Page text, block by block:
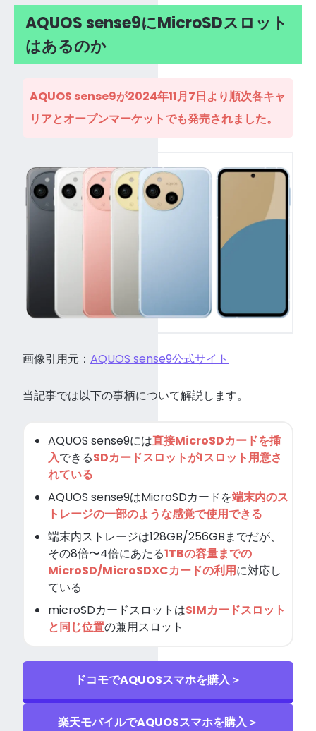
AQUOS sense9にMicroSDスロット
はあるのか
AQUOS sense9が2024年11月7日より順次各キャ
リアとオープンマーケットでも発売されました。
画像引用元： AQUOS sense9公式サイト
当記事では以下の事柄について解説します。
AQUOS sense9には直接MicroSDカードを挿
入できるSDカードスロットが1スロット用意さ
れている
AQUOS sense9はMicroSDカードを端末内のス
トレージの一部のような感覚で使用できる
端末内ストレージは128GB/256GBまでだが、
その8倍〜4倍にあたる1TBの容量までの
MicroSD/MicroSDXCカードの利用に対応し
ている
microSDカードスロットはSIMカードスロット
と同じ位置の兼用スロット
ドコモでAQUOSスマホを購入＞
楽天モバイルでAQUOSスマホを購入＞